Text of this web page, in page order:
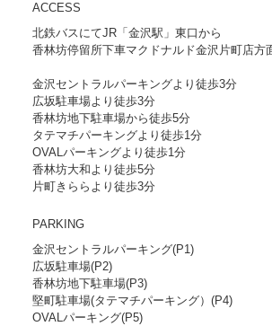
ACCESS
北鉄バスにてJR「金沢駅」東口から
香林坊停留所下車マクドナルド金沢片町店方
金沢セントラルパーキングより徒歩3分
広坂駐車場より徒歩3分
香林坊地下駐車場から徒歩5分
タテマチパーキングより徒歩1分
OVALパーキングより徒歩1分
香林坊大和より徒歩5分
片町きららより徒歩3分
PARKING
金沢セントラルパーキング(P1)
広坂駐車場(P2)
香林坊地下駐車場(P3)
堅町駐車場(タテマチパーキング）(P4)
OVALパーキング(P5)